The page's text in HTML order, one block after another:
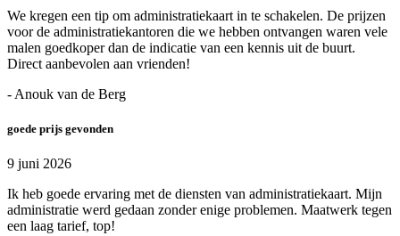
We kregen een tip om administratiekaart in te schakelen. De prijzen
voor de administratiekantoren die we hebben ontvangen waren vele
malen goedkoper dan de indicatie van een kennis uit de buurt.
Direct aanbevolen aan vrienden!
- Anouk van de Berg
goede prijs gevonden
9 juni 2026
Ik heb goede ervaring met de diensten van administratiekaart. Mijn
administratie werd gedaan zonder enige problemen. Maatwerk tegen
een laag tarief, top!